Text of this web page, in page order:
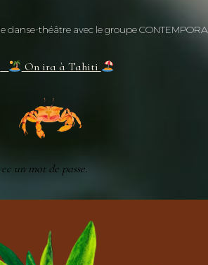
danse-théâtre avec le groupe
On ira à Tahiti
un mot de passe.